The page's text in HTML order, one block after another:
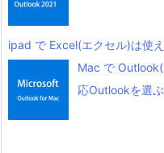
ipad で Excel(エクセル)は使
Mac で
応Outlookを選